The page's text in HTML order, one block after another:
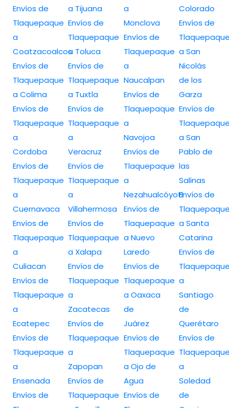
Envíos de
Tlaquepaque
a
Coatzacoalcos
Envíos de
Tlaquepaque
a Colima
Envíos de
Tlaquepaque
a
Cordoba
Envíos de
Tlaquepaque
a
Cuernavaca
Envíos de
Tlaquepaque
a
Culiacan
Envíos de
Tlaquepaque
a
Ecatepec
Envíos de
Tlaquepaque
a
Ensenada
Envíos de
a Tijuana
Envíos de
Tlaquepaque
a Toluca
Envíos de
Tlaquepaque
a Tuxtla
Envíos de
Tlaquepaque
a
Veracruz
Envíos de
Tlaquepaque
a
Villahermosa
Envíos de
Tlaquepaque
a Xalapa
Envíos de
Tlaquepaque
a
Zacatecas
Envíos de
Tlaquepaque
a
Zapopan
Envíos de
Tlaquepaque
a
Monclova
Envíos de
Tlaquepaque
a
Naucalpan
Envíos de
Tlaquepaque
a
Navojoa
Envíos de
Tlaquepaque
a
Nezahualcóyotl
Envíos de
Tlaquepaque
a Nuevo
Laredo
Envíos de
Tlaquepaque
a Oaxaca
de
Juárez
Envíos de
Tlaquepaque
a Ojo de
Agua
Envíos de
Colorado
Envíos de
a San
Nicolás
de los
Garza
Envíos de
a San
Pablo de
las
Salinas
Envíos de
a Santa
Catarina
Envíos de
a
Santiago
de
Querétaro
Envíos de
a
Soledad
de